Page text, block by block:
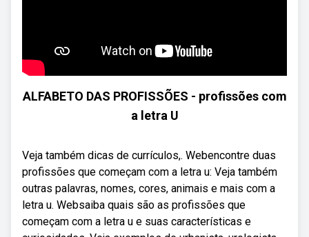
ALFABETO DAS PROFISSÕES - profissões com
a letra U
Veja também dicas de currículos,. Webencontre duas
profissões que começam com a letra u: Veja também
outras palavras, nomes, cores, animais e mais com a
letra u. Websaiba quais são as profissões que
começam com a letra u e suas características e